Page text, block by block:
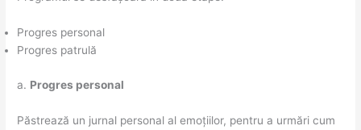
Progres personal
Progres patrulă
a. Progres personal
Păstrează un jurnal personal al emoțiilor, pentru a urmări cum